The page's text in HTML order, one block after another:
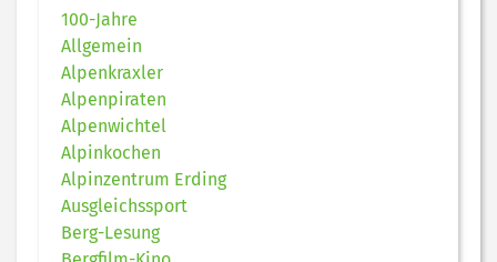
100-Jahre
Allgemein
Alpenkraxler
Alpenpiraten
Alpenwichtel
Alpinkochen
Alpinzentrum Erding
Ausgleichssport
Berg-Lesung